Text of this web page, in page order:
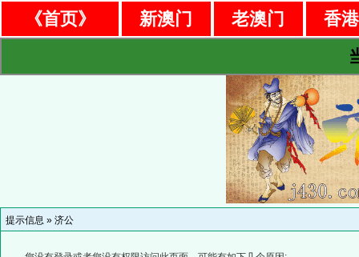
《首页》 新澳门 老澳门
香
提示信息 » 济公